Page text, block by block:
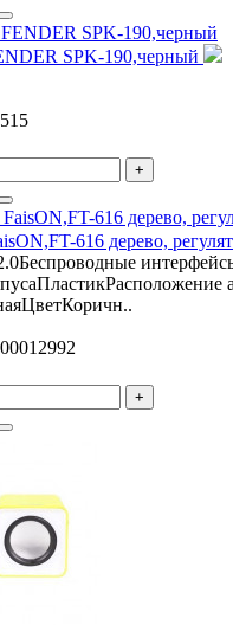
SPK-190,черный
+
616 дерево,
+